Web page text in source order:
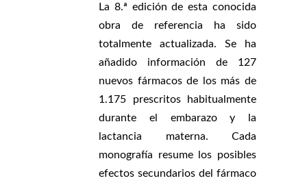
La 8.ª edición de esta conocida
obra de referencia ha sido
totalmente actualizada. Se ha
añadido información de 127
nuevos fármacos de los más de
1.175 prescritos habitualmente
durante el embarazo y la
lactancia materna. Cada
monografía resume los posibles
efectos secundarios del fármaco